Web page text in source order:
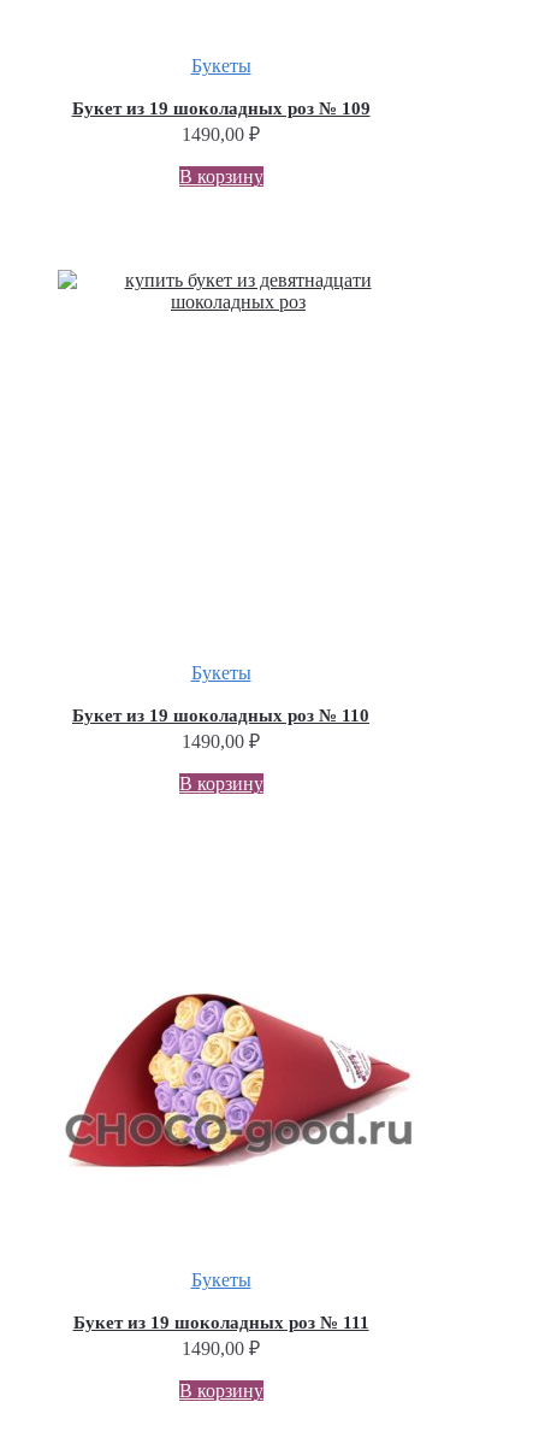
Букеты
Букет из 19 шоколадных роз № 109
1490,00₽
В корзину
Букеты
Букет из 19 шоколадных роз № 110
1490,00₽
В корзину
Букеты
Букет из 19 шоколадных роз № 111
1490,00₽
В корзину